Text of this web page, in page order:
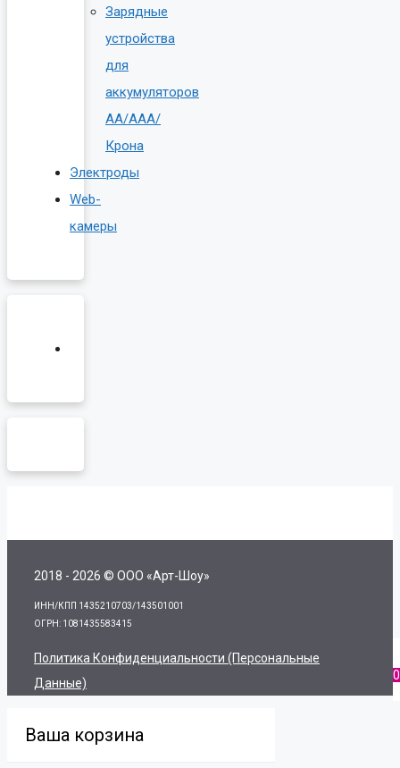
Зарядные
устройства
для
аккумуляторов
AA/AAA/
Крона
Электроды
Web-
камеры
2018 - 2026 © ООО «Арт-Шоу»
ИНН/КПП 1435210703/143501001
ОГРН: 1081435583415
Политика Конфиденциальности (персональные
Данные)
0
Ваша корзина